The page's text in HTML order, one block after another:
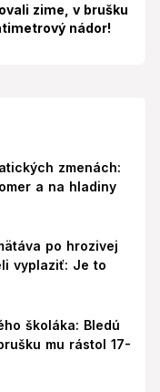
zime, v brušku
nádor!
zmenách:
a na hladiny
po hrozivej
vyplaziť: Je to
školáka: Bledú
mu rástol 17-